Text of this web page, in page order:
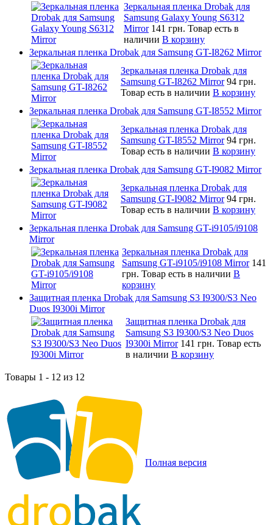
Зеркальная пленка Drobak для
Samsung Galaxy Young S6312
Mirror 141 грн. Товар есть в
наличии В корзину
Зеркальная пленка Drobak для Samsung GT-I8262 Mirror
Зеркальная пленка Drobak для
Samsung GT-I8262 Mirror 94 грн.
Товар есть в наличии В корзину
Зеркальная пленка Drobak для Samsung GT-I8552 Mirror
Зеркальная пленка Drobak для
Samsung GT-I8552 Mirror 94 грн.
Товар есть в наличии В корзину
Зеркальная пленка Drobak для Samsung GT-I9082 Mirror
Зеркальная пленка Drobak для
Samsung GT-I9082 Mirror 94 грн.
Товар есть в наличии В корзину
Зеркальная пленка Drobak для Samsung GT-i9105/i9108
Mirror
Зеркальная пленка Drobak для
Samsung GT-i9105/i9108 Mirror 141
грн. Товар есть в наличии В
корзину
Защитная пленка Drobak для Samsung S3 I9300/S3 Neo
Duos I9300i Mirror
Защитная пленка Drobak для
Samsung S3 I9300/S3 Neo Duos
I9300i Mirror 141 грн. Товар есть
в наличии В корзину
Товары 1 - 12 из 12
Полная версия